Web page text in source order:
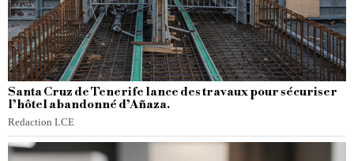
Santa Cruz de Tenerife lance des travaux pour sécuriser
l’hôtel abandonné d’Añaza.
Redaction LCE